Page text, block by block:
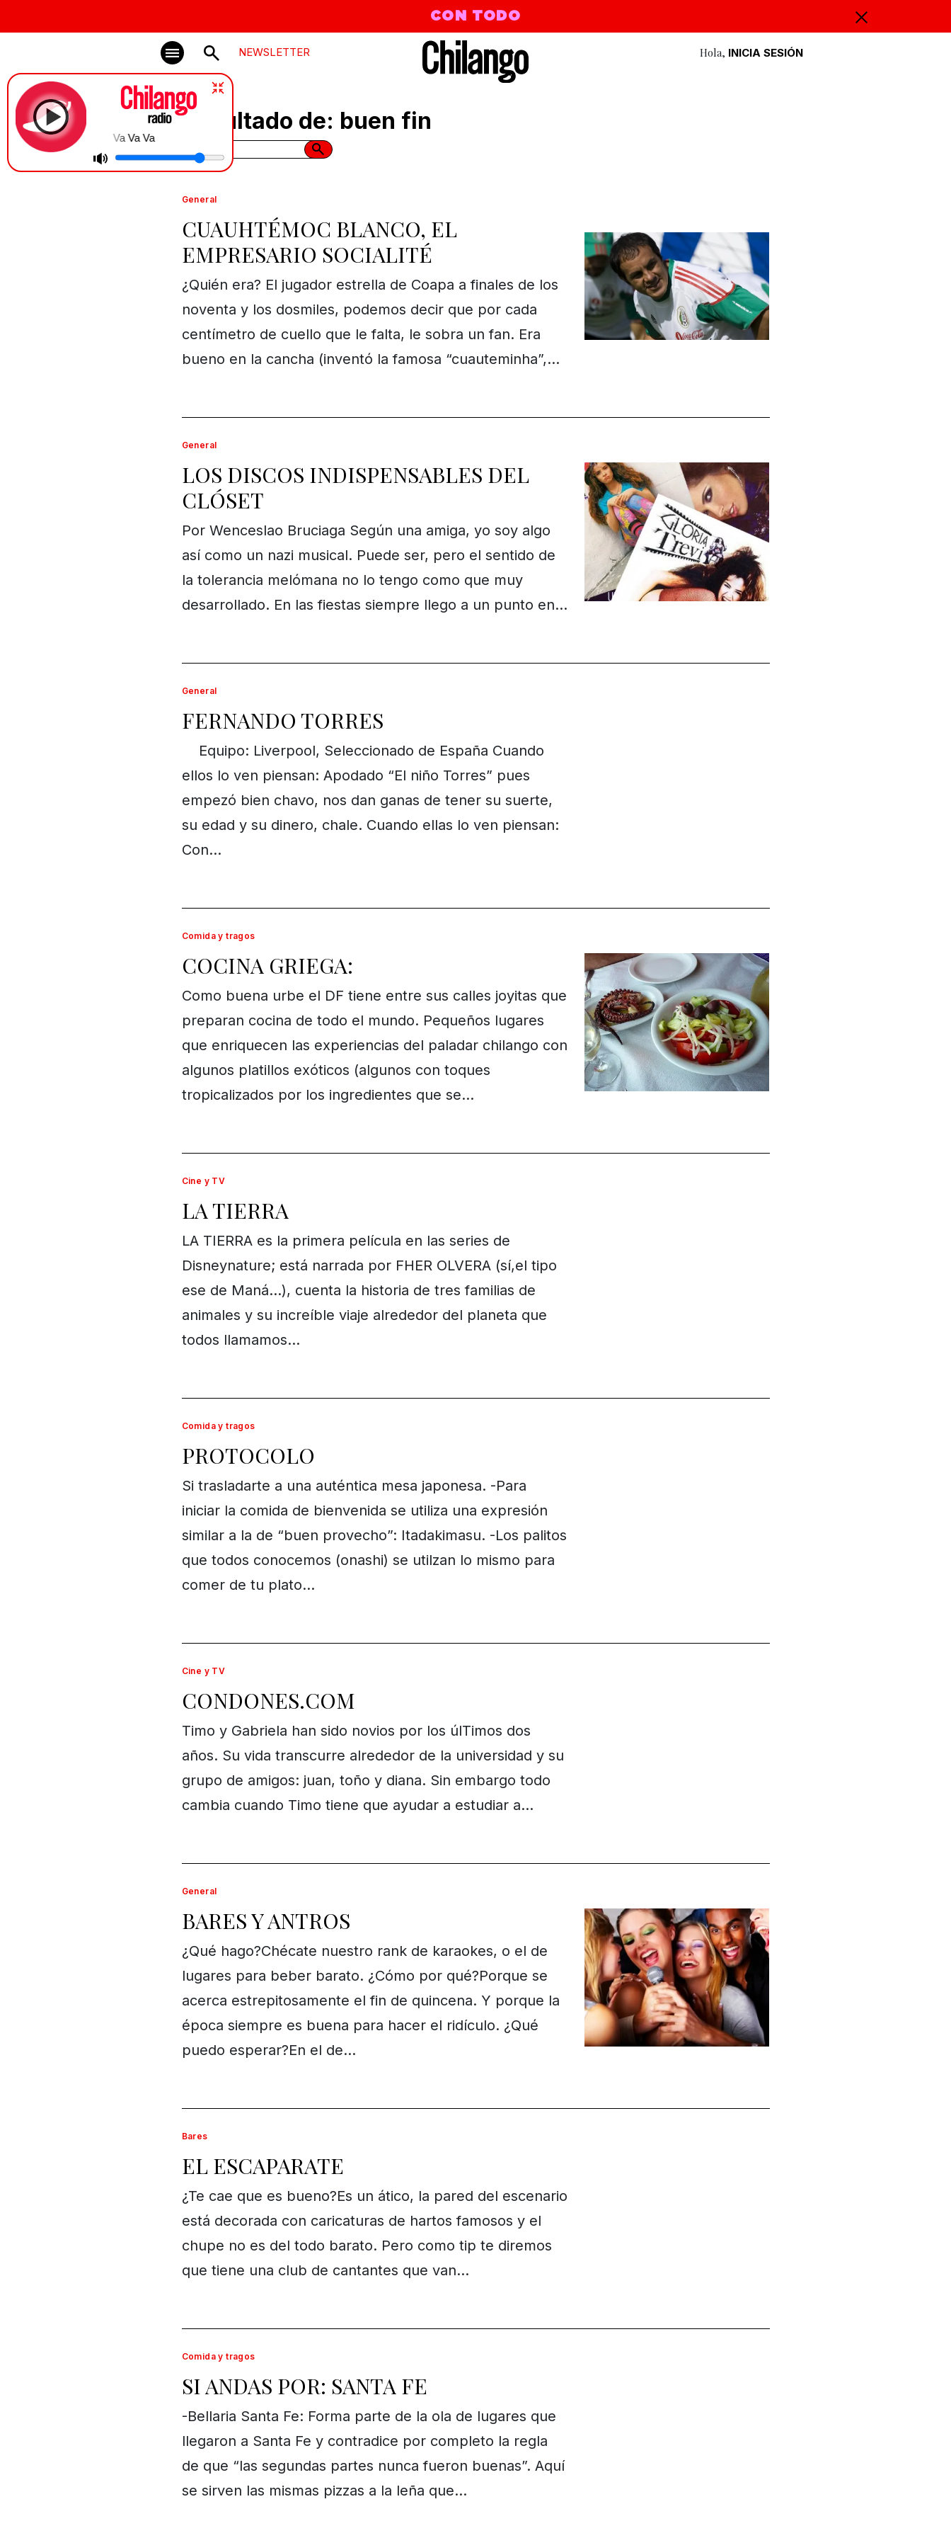
CON TODO
NEWSLETTER Hola, INICIA SESIÓN
Va Va Va
Resultado de: buen fin
General
CUAUHTÉMOC BLANCO, EL
EMPRESARIO SOCIALITÉ
¿Quién era? El jugador estrella de Coapa a finales de los
noventa y los dosmiles, podemos decir que por cada
centímetro de cuello que le falta, le sobra un fan. Era
bueno en la cancha (inventó la famosa “cuauteminha”,…
General
LOS DISCOS INDISPENSABLES DEL
CLÓSET
Por Wenceslao Bruciaga Según una amiga, yo soy algo
así como un nazi musical. Puede ser, pero el sentido de
la tolerancia melómana no lo tengo como que muy
desarrollado. En las fiestas siempre llego a un punto en…
General
FERNANDO TORRES
Equipo: Liverpool, Seleccionado de España Cuando
ellos lo ven piensan: Apodado “El niño Torres” pues
empezó bien chavo, nos dan ganas de tener su suerte,
su edad y su dinero, chale. Cuando ellas lo ven piensan:
Con…
Comida y tragos
COCINA GRIEGA:
Como buena urbe el DF tiene entre sus calles joyitas que
preparan cocina de todo el mundo. Pequeños lugares
que enriquecen las experiencias del paladar chilango con
algunos platillos exóticos (algunos con toques
tropicalizados por los ingredientes que se…
Cine y TV
LA TIERRA
LA TIERRA es la primera película en las series de
Disneynature; está narrada por FHER OLVERA (sí,el tipo
ese de Maná…), cuenta la historia de tres familias de
animales y su increíble viaje alrededor del planeta que
todos llamamos…
Comida y tragos
PROTOCOLO
Si trasladarte a una auténtica mesa japonesa. -Para
iniciar la comida de bienvenida se utiliza una expresión
similar a la de “buen provecho”: Itadakimasu. -Los palitos
que todos conocemos (onashi) se utilzan lo mismo para
comer de tu plato…
Cine y TV
CONDONES.COM
Timo y Gabriela han sido novios por los úlTimos dos
años. Su vida transcurre alrededor de la universidad y su
grupo de amigos: juan, toño y diana. Sin embargo todo
cambia cuando Timo tiene que ayudar a estudiar a…
General
BARES Y ANTROS
¿Qué hago?Chécate nuestro rank de karaokes, o el de
lugares para beber barato. ¿Cómo por qué?Porque se
acerca estrepitosamente el fin de quincena. Y porque la
época siempre es buena para hacer el ridículo. ¿Qué
puedo esperar?En el de…
Bares
EL ESCAPARATE
¿Te cae que es bueno?Es un ático, la pared del escenario
está decorada con caricaturas de hartos famosos y el
chupe no es del todo barato. Pero como tip te diremos
que tiene una club de cantantes que van…
Comida y tragos
SI ANDAS POR: SANTA FE
-Bellaria Santa Fe: Forma parte de la ola de lugares que
llegaron a Santa Fe y contradice por completo la regla
de que “las segundas partes nunca fueron buenas”. Aquí
se sirven las mismas pizzas a la leña que…